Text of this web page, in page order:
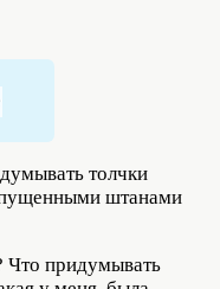
толчки
штанами
Что придумывать